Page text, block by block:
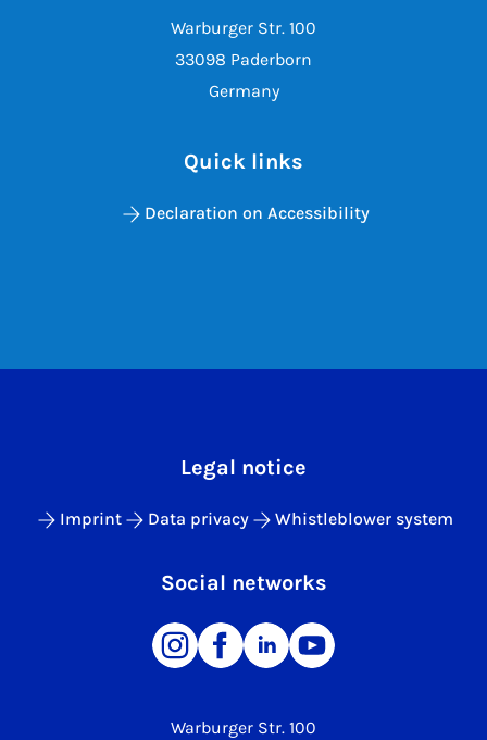
Warburger Str. 100
33098 Paderborn
Germany
Quick links
Declaration on Accessibility
Warburger Str. 100
Legal notice
Imprint Data privacy Whistleblower system
Social networks